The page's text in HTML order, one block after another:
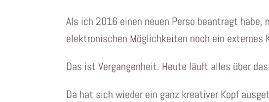
Als ich 2016 einen neuen Perso beantragt habe,
elektronischen Möglichkeiten noch ein externes
Das ist Vergangenheit. Heute läuft alles über
Da hat sich wieder ein ganz kreativer Kopf